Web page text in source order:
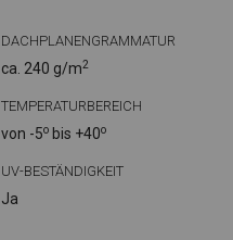
DACHPLANENGRAMMATUR
ca. 240 g/m2
TEMPERATURBEREICH
von -5o bis +40o
UV-BESTÄNDIGKEIT
Ja